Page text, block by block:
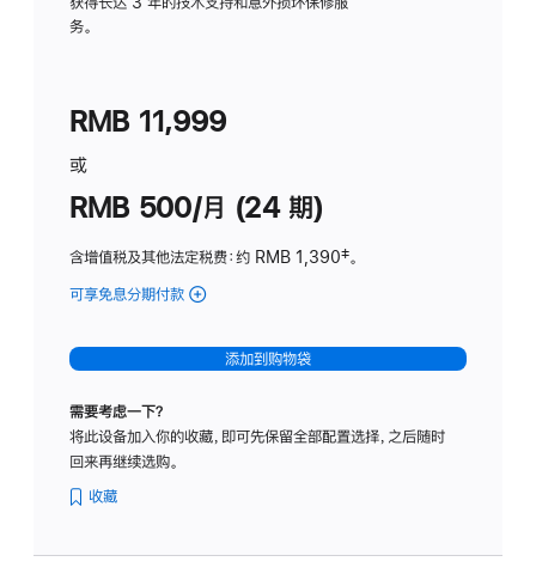
务。
RMB 11,999
或
RMB 500/月 (24 期)
含增值税及其他法定税费：约 RMB 1,390脚
‡。
可享免息分期付款 (Studio
-
标
璃
添加到购物袋
需要考虑一下？
将此设备加入你的收藏，即可先保留全部配置选择，之后随时
回来再继续选购。
收藏